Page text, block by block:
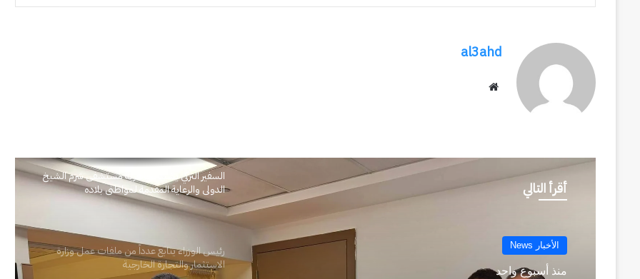
al3ahd
أقرأ التالي
الأخبار News
منذ أسبوعين
السفير التركي يشيد بجاهزية مستشفى شرم الشيخ
الدولي والرعاية المقدمة لمواطني بلاده
رئيس الوزراء يتابع عدداً من ملفات عمل وزارة
الاستثمار والتجارة الخارجية